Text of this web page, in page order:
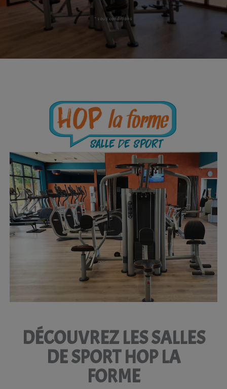
* sous conditions
DÉCOUVREZ LES SALLES
DE SPORT HOP LA
FORME